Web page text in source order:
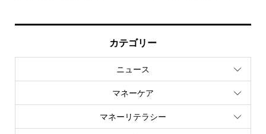
カテゴリー
ニュース
マネーケア
マネーリテラシー